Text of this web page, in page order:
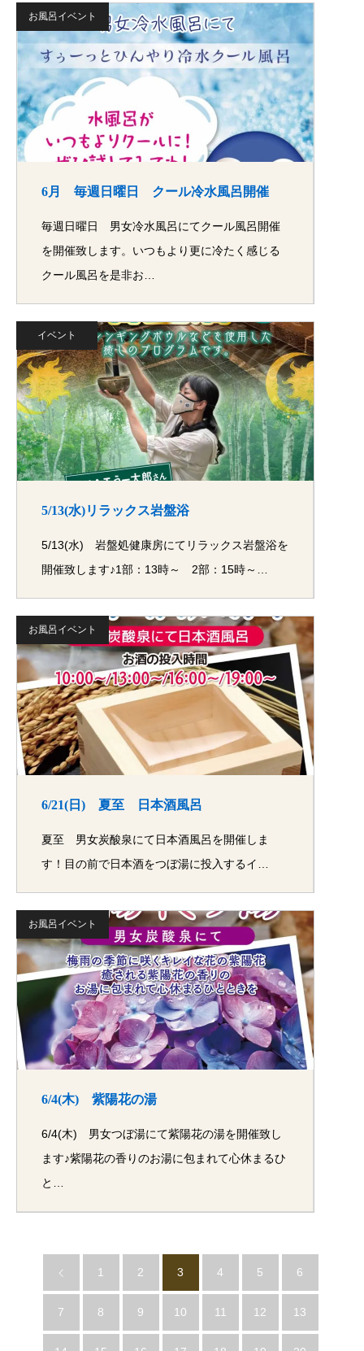
お風呂イベント
6月 毎週日曜日 クール冷水風呂開催
毎週日曜日 男女冷水風呂にてクール風呂開催
を開催致します。いつもより更に冷たく感じる
クール風呂を是非お…
イベント
5/13(水)リラックス岩盤浴
5/13(水) 岩盤処健康房にてリラックス岩盤浴を
開催致します♪1部：13時～ 2部：15時～…
お風呂イベント
6/21(日) 夏至 日本酒風呂
夏至 男女炭酸泉にて日本酒風呂を開催しま
す！目の前で日本酒をつぼ湯に投入するイ…
お風呂イベント
6/4(木) 紫陽花の湯
6/4(木) 男女つぼ湯にて紫陽花の湯を開催致し
ます♪紫陽花の香りのお湯に包まれて心休まるひ
と…
1 2 3 4 5 6
7 8 9 10 11 12 13